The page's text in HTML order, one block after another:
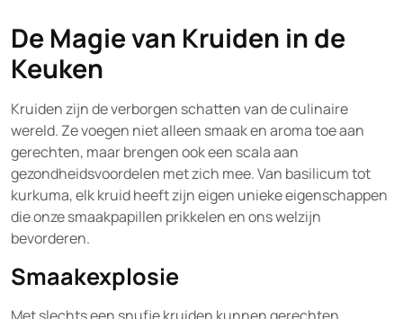
2025
De Magie van Kruiden in de
Keuken
Kruiden zijn de verborgen schatten van de culinaire
wereld. Ze voegen niet alleen smaak en aroma toe aan
gerechten, maar brengen ook een scala aan
gezondheidsvoordelen met zich mee. Van basilicum tot
kurkuma, elk kruid heeft zijn eigen unieke eigenschappen
die onze smaakpapillen prikkelen en ons welzijn
bevorderen.
Smaakexplosie